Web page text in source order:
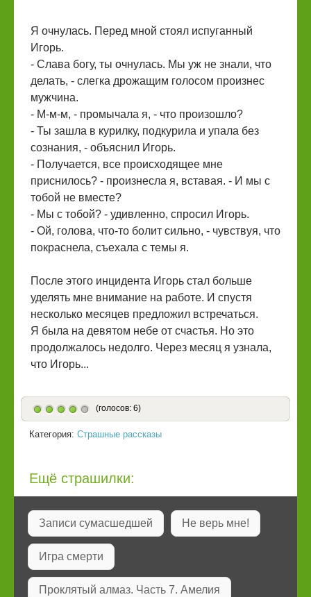
Я очнулась. Перед мной стоял испуганный
Игорь.
- Слава богу, ты очнулась. Мы уж не знали, что
делать, - слегка дрожащим голосом произнес
мужчина.
- М-м-м, - промычала я, - что произошло?
- Ты зашла в курилку, подкурила и упала без
сознания, - объяснил Игорь.
- Получается, все происходящее мне
приснилось? - произнесла я, вставая. - И мы с
тобой не вместе?
- Мы с тобой? - удивленно, спросил Игорь.
- Ой, голова, что-то болит сильно, - чувствуя, что
покраснела, съехала с темы я.
После этого инцидента Игорь стал больше
уделять мне внимание на работе. И спустя
несколько месяцев предложил встречаться.
Я была на девятом небе от счастья. Но это
продолжалось недолго. Через месяц я узнала,
что Игорь...
(голосов: 6)
Категория: Страшные рассказы
Ещё страшилки:
Записи сумасшедшей Не верь мне!
Игра смерти
Проклятый алмаз. Часть 7. Амелия